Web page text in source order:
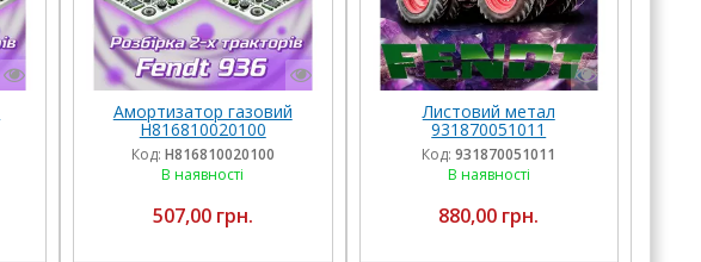
Амортизатор газовий
H816810020100
Код: H816810020100
В наявності
507,00 грн.
Листовий метал
931870051011
Код: 931870051011
В наявності
880,00 грн.